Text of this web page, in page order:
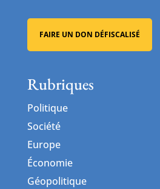
FAIRE UN DON DÉFISCALISÉ
Rubriques
Politique
Société
Europe
Économie
Géopolitique